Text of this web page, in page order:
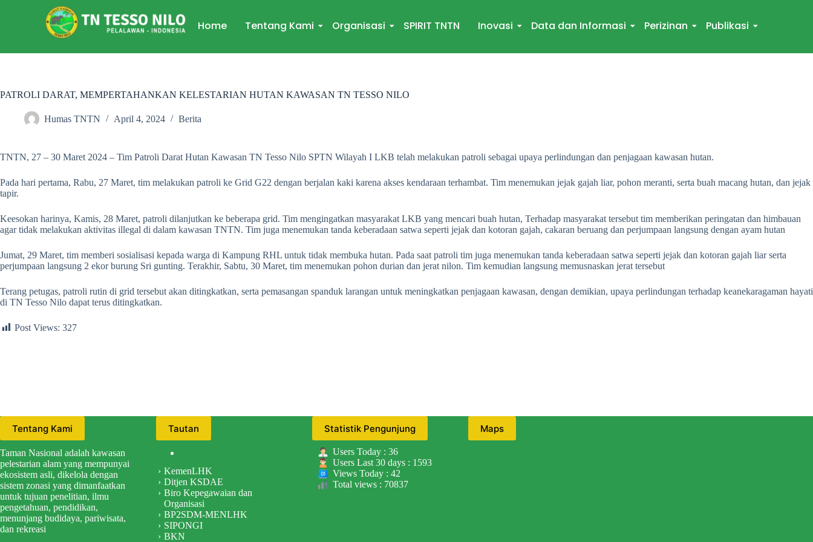
Home Tentang Kami Organisasi SPIRIT TNTN Inovasi Data dan Informasi Perizinan Publikasi
PATROLI DARAT, MEMPERTAHANKAN KELESTARIAN HUTAN KAWASAN TN TESSO NILO
Humas TNTN April 4, 2024 Berita
TNTN, 27 – 30 Maret 2024 – Tim Patroli Darat Hutan Kawasan TN Tesso Nilo SPTN Wilayah I LKB telah melakukan patroli sebagai upaya perlindungan dan penjagaan kawasan hutan.
Pada hari pertama, Rabu, 27 Maret, tim melakukan patroli ke Grid G22 dengan berjalan kaki karena akses kendaraan terhambat. Tim menemukan jejak gajah liar, pohon meranti, serta buah macang hutan, dan jejak
tapir.
Keesokan harinya, Kamis, 28 Maret, patroli dilanjutkan ke beberapa grid. Tim mengingatkan masyarakat LKB yang mencari buah hutan, Terhadap masyarakat tersebut tim memberikan peringatan dan himbauan
agar tidak melakukan aktivitas illegal di dalam kawasan TNTN. Tim juga menemukan tanda keberadaan satwa seperti jejak dan kotoran gajah, cakaran beruang dan perjumpaan langsung dengan ayam hutan
Jumat, 29 Maret, tim memberi sosialisasi kepada warga di Kampung RHL untuk tidak membuka hutan. Pada saat patroli tim juga menemukan tanda keberadaan satwa seperti jejak dan kotoran gajah liar serta
perjumpaan langsung 2 ekor burung Sri gunting. Terakhir, Sabtu, 30 Maret, tim menemukan pohon durian dan jerat nilon. Tim kemudian langsung memusnaskan jerat tersebut
Terang petugas, patroli rutin di grid tersebut akan ditingkatkan, serta pemasangan spanduk larangan untuk meningkatkan penjagaan kawasan, dengan demikian, upaya perlindungan terhadap keanekaragaman hayati
di TN Tesso Nilo dapat terus ditingkatkan.
Post Views: 327
Tentang Kami
Taman Nasional adalah kawasan
pelestarian alam yang mempunyai
ekosistem asli, dikelola dengan
sistem zonasi yang dimanfaatkan
untuk tujuan penelitian, ilmu
pengetahuan, pendidikan,
menunjang budidaya, pariwisata,
dan rekreasi
Tautan
KemenLHK
Ditjen KSDAE
Biro Kepegawaian dan
Organisasi
BP2SDM-MENLHK
SIPONGI
BKN
Statistik Pengunjung
Users Today : 36
Users Last 30 days : 1593
Views Today : 42
Total views : 70837
Maps